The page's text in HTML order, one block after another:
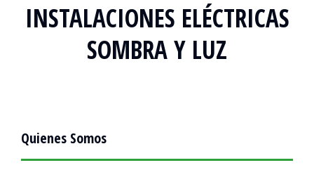
INSTALACIONES ELÉCTRICAS
SOMBRA Y LUZ
Quienes Somos